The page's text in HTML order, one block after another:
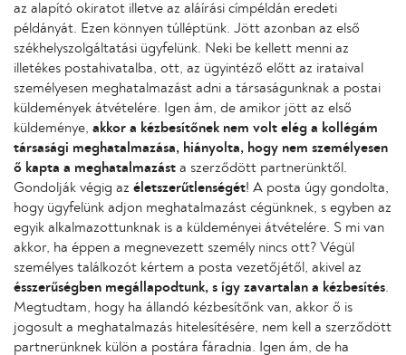
az alapító okiratot illetve az aláírási címpéldán eredeti
példányát. Ezen könnyen túlléptünk. Jött azonban az első
székhelyszolgáltatási ügyfelünk. Neki be kellett menni az
illetékes postahivatalba, ott, az ügyintéző előtt az irataival
személyesen meghatalmazást adni a társaságunknak a postai
küldemények átvételére. Igen ám, de amikor jött az első
küldeménye, akkor a kézbesítőnek nem volt elég a kollégám
társasági meghatalmazása, hiányolta, hogy nem személyesen
ő kapta a meghatalmazást a szerződött partnerünktől.
Gondolják végig az életszerűtlenségét! A posta úgy gondolta,
hogy ügyfelünk adjon meghatalmazást cégünknek, s egyben az
egyik alkalmazottunknak is a küldeményei átvételére. S mi van
akkor, ha éppen a megnevezett személy nincs ott? Végül
személyes találkozót kértem a posta vezetőjétől, akivel az
ésszerűségben megállapodtunk, s így zavartalan a kézbesítés
Megtudtam, hogy ha állandó kézbesítőnk van, akkor ő is
jogosult a meghatalmazás hitelesítésére, nem kell a szerződött
partnerünknek külön a postára fáradnia. Igen ám, de ha